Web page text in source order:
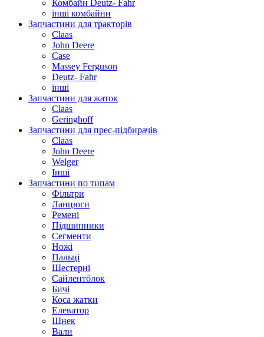
Комбайн Deutz- Fahr
інші комбайни
Запчастини для тракторів
Claas
John Deere
Case
Massey Ferguson
Deutz- Fahr
інші
Запчастини для жаток
Claas
Geringhoff
Запчастини для прес-підбирачів
Claas
John Deere
Welger
Інші
Запчастини по типам
Фільтри
Ланцюги
Ремені
Підшипники
Сегменти
Ножі
Пальці
Шестерні
Сайлентблок
Бичі
Коса жатки
Елеватор
Шнек
Вали